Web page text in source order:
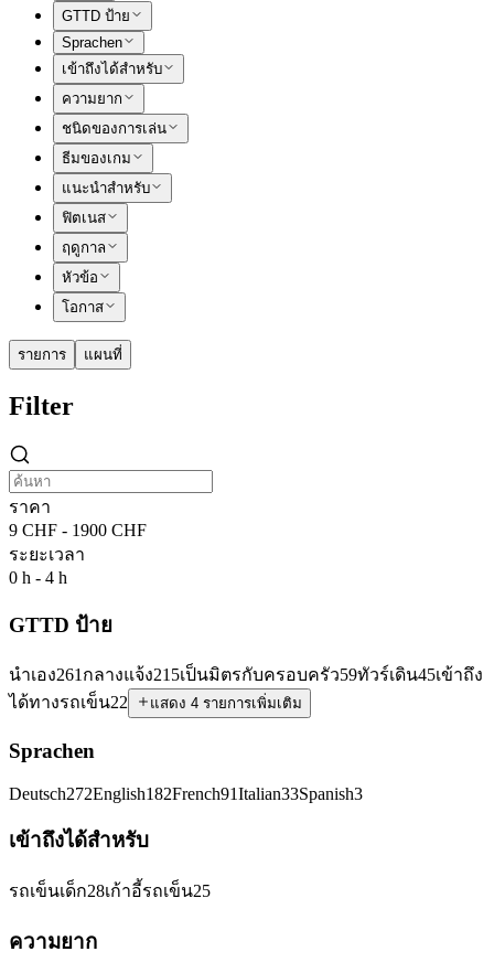
GTTD ป้าย
Sprachen
เข้าถึงได้สำหรับ
ความยาก
ชนิดของการเล่น
ธีมของเกม
แนะนำสำหรับ
ฟิตเนส
ฤดูกาล
หัวข้อ
โอกาส
รายการ แผนที่
Filter
ราคา
9 CHF - 1900 CHF
ระยะเวลา
0 h - 4 h
GTTD ป้าย
นำเอง261 กลางแจ้ง215เป็นมิตรกับครอบครัว59ทัวร์เดิน45เข้าถึง
ได้ทางรถเข็น22 แสดง 4 รายการเพิ่มเติม
Sprachen
Deutsch272English182French91Italian33Spanish3
เข้าถึงได้สำหรับ
รถเข็นเด็ก28เก้าอี้รถเข็น25
ความยาก